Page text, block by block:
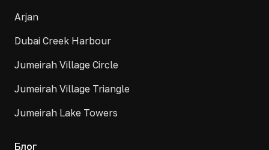
Arjan
Dubai Creek Harbour
Jumeirah Village Circle
Jumeirah Village Triangle
Jumeirah Lake Towers
Блог